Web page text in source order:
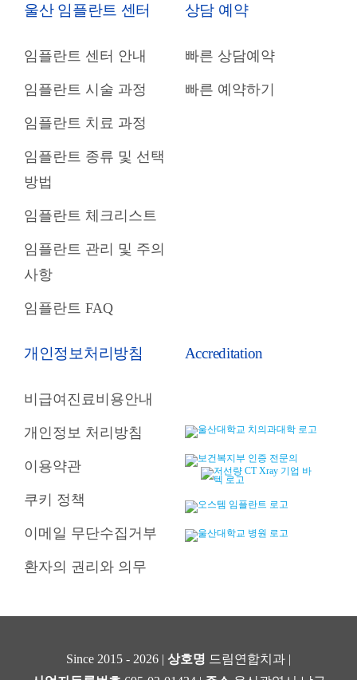
울산 임플란트 센터
임플란트 센터 안내
임플란트 시술 과정
임플란트 치료 과정
임플란트 종류 및 선택
방법
임플란트 체크리스트
임플란트 관리 및 주의
사항
임플란트 FAQ
상담 예약
빠른 상담예약
빠른 예약하기
개인정보처리방침
비급여진료비용안내
개인정보 처리방침
이용약관
쿠키 정책
이메일 무단수집거부
환자의 권리와 의무
Accreditation
Since 2015 - 2026 | 상호명 드림연합치과 |